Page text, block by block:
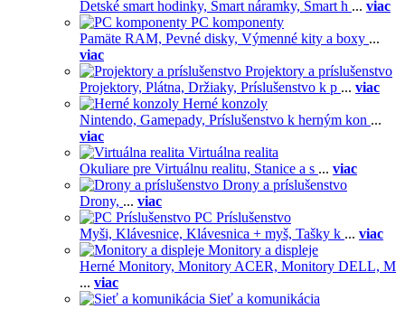
Detské smart hodinky, Smart náramky, Smart h ... viac
PC komponenty
Pamäte RAM, Pevné disky, Výmenné kity a boxy ...
viac
Projektory a príslušenstvo
Projektory, Plátna, Držiaky, Príslušenstvo k p ... viac
Herné konzoly
Nintendo, Gamepady, Príslušenstvo k herným kon ...
viac
Virtuálna realita
Okuliare pre Virtuálnu realitu, Stanice a s ... viac
Drony a príslušenstvo
Drony, ... viac
PC Príslušenstvo
Myši, Klávesnice, Klávesnica + myš, Tašky k ... viac
Monitory a displeje
Herné Monitory, Monitory ACER, Monitory DELL, M
... viac
Sieť a komunikácia